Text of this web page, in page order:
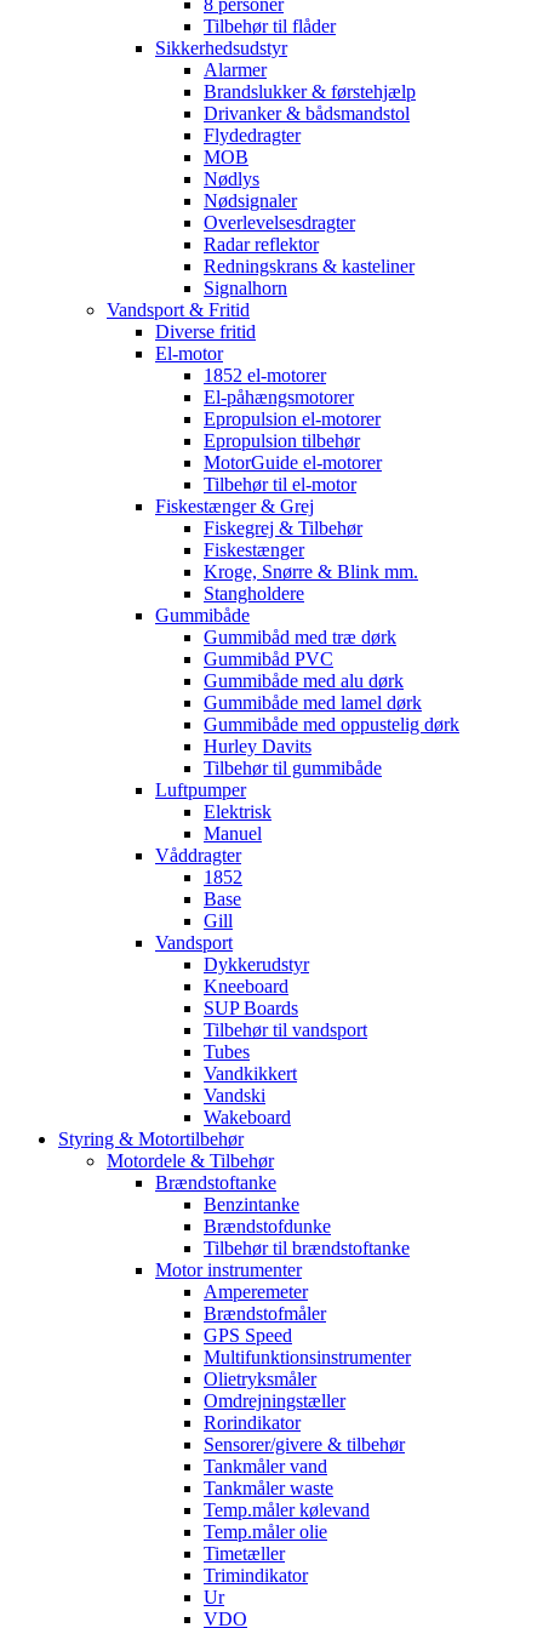
8 personer
Tilbehør til flåder
Sikkerhedsudstyr
Alarmer
Brandslukker & førstehjælp
Drivanker & bådsmandstol
Flydedragter
MOB
Nødlys
Nødsignaler
Overlevelsesdragter
Radar reflektor
Redningskrans & kasteliner
Signalhorn
Vandsport & Fritid
Diverse fritid
El-motor
1852 el-motorer
El-påhængsmotorer
Epropulsion el-motorer
Epropulsion tilbehør
MotorGuide el-motorer
Tilbehør til el-motor
Fiskestænger & Grej
Fiskegrej & Tilbehør
Fiskestænger
Kroge, Snørre & Blink mm.
Stangholdere
Gummibåde
Gummibåd med træ dørk
Gummibåd PVC
Gummibåde med alu dørk
Gummibåde med lamel dørk
Gummibåde med oppustelig dørk
Hurley Davits
Tilbehør til gummibåde
Luftpumper
Elektrisk
Manuel
Våddragter
1852
Base
Gill
Vandsport
Dykkerudstyr
Kneeboard
SUP Boards
Tilbehør til vandsport
Tubes
Vandkikkert
Vandski
Wakeboard
Styring & Motortilbehør
Motordele & Tilbehør
Brændstoftanke
Benzintanke
Brændstofdunke
Tilbehør til brændstoftanke
Motor instrumenter
Amperemeter
Brændstofmåler
GPS Speed
Multifunktionsinstrumenter
Olietryksmåler
Omdrejningstæller
Rorindikator
Sensorer/givere & tilbehør
Tankmåler vand
Tankmåler waste
Temp.måler kølevand
Temp.måler olie
Timetæller
Trimindikator
Ur
VDO